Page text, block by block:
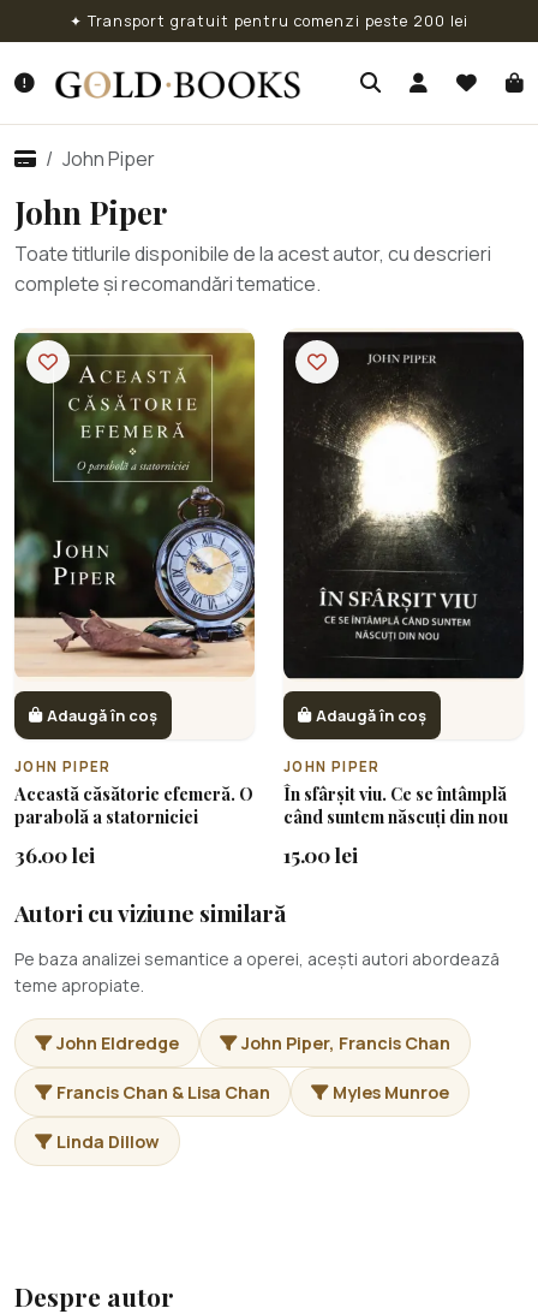
✦ Transport gratuit pentru comenzi peste 200 lei
John Piper
John Piper
Toate titlurile disponibile de la acest autor, cu descrieri
complete și recomandări tematice.
Adaugă în coș
JOHN PIPER
Această căsătorie efemeră. O
parabolă a statorniciei
36.00 lei
Adaugă în coș
JOHN PIPER
În sfârșit viu. Ce se întâmplă
când suntem născuți din nou
15.00 lei
Autori cu viziune similară
Pe baza analizei semantice a operei, acești autori abordează
teme apropiate.
John Eldredge John Piper, Francis Chan
Francis Chan & Lisa Chan Myles Munroe
Linda Dillow
Despre autor